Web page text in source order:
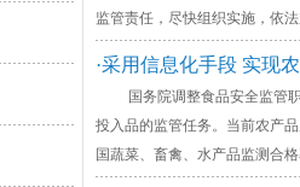
监管责任，尽快组织实施，依
·采用信息化手段 实现
国务院调整食品安全监管职
投入品的监管任务。当前农
国蔬菜、畜禽、水产品监测合